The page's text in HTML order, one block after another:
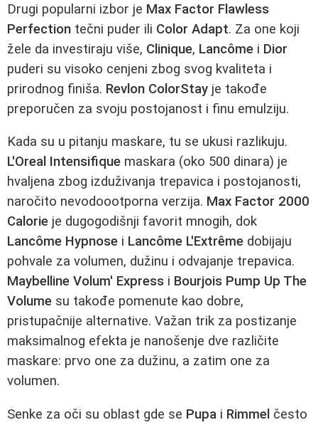
Drugi popularni izbor je Max Factor Flawless
Perfection tečni puder ili Color Adapt. Za one koji
žele da investiraju više, Clinique, Lancôme i Dior
puderi su visoko cenjeni zbog svog kvaliteta i
prirodnog finiša. Revlon ColorStay je takođe
preporučen za svoju postojanost i finu emulziju.
Kada su u pitanju maskare, tu se ukusi razlikuju.
L'Oreal Intensifique maskara (oko 500 dinara) je
hvaljena zbog izduživanja trepavica i postojanosti,
naročito nevodoootporna verzija. Max Factor 2000
Calorie je dugogodišnji favorit mnogih, dok
Lancôme Hypnose i Lancôme L'Extrême dobijaju
pohvale za volumen, dužinu i odvajanje trepavica.
Maybelline Volum' Express i Bourjois Pump Up The
Volume su takođe pomenute kao dobre,
pristupačnije alternative. Važan trik za postizanje
maksimalnog efekta je nanošenje dve različite
maskare: prvo one za dužinu, a zatim one za
volumen.
Senke za oči su oblast gde se Pupa i Rimmel često